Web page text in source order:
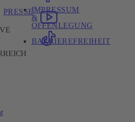
PRESSEIMPRESSUM
&
OFFENLEGUNG
BARRIEREFREIHEIT